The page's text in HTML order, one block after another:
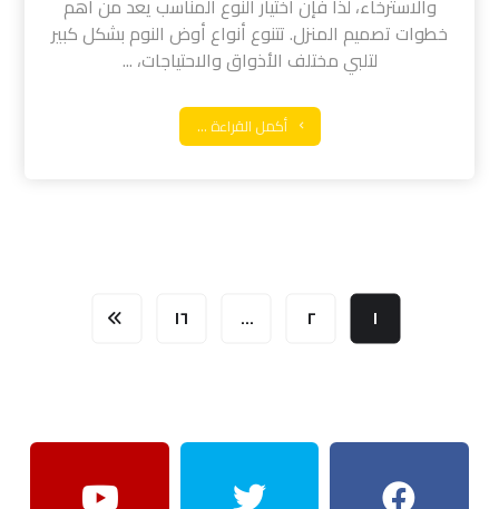
خطوات تصميم المنزل. تتنوع أنواع أوض النوم بشكل كبير
لتلبي مختلف الأذواق والاحتياجات، ...
أكمل القراءة ...
١ ٢ … ١٦